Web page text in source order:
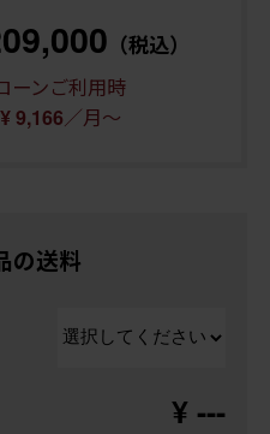
（税込）
ーンご利用時
9,166／月～
の送料
¥ ---